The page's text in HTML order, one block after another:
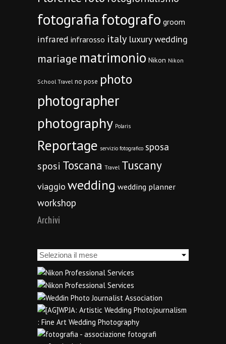
fotografiafotografo groom
infrared infrarosso italy luxury wedding
mariage matrimonio Nikon Nikon
School Travel no pose photo
photographer
photography Polaris
Reportage servizio fotografico sposa
sposi Toscana Travel Tuscany
viaggio wedding wedding planner
workshop
Archivi
Archivi